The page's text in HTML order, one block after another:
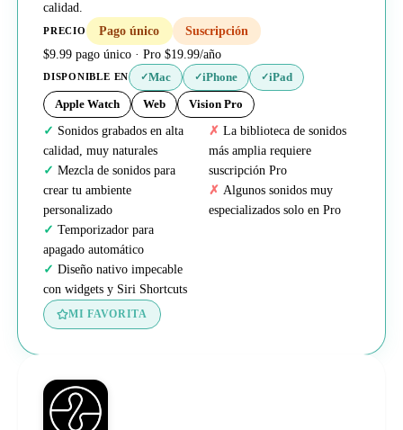
calidad.
PRECIO Pago único
Suscripción
$9.99 pago único · Pro $19.99/año
DISPONIBLE EN ✓Mac ✓iPhone ✓iPad
Apple Watch Web Vision Pro
Sonidos grabados en alta
calidad, muy naturales
Mezcla de sonidos para
crear tu ambiente
personalizado
Temporizador para
apagado automático
Diseño nativo impecable
con widgets y Siri Shortcuts
La biblioteca de sonidos
más amplia requiere
suscripción Pro
Algunos sonidos muy
especializados solo en Pro
MI FAVORITA